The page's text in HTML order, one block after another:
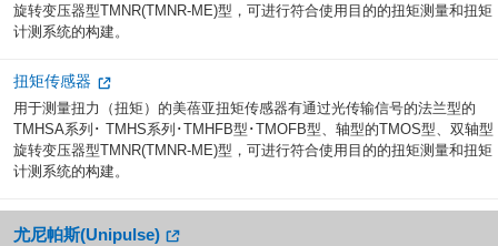
旋转变压器型TMNR(TMNR-ME)型，可进行符合使用目的的扭矩测量和扭矩
计测系统的构建。
扭矩传感器
用于测量扭力（扭矩）的美蓓亚扭矩传感器有通过光传输信号的法兰型的
TMHSA系列･ TMHS系列･TMHFB型･TMOFB型、轴型的TMOS型、双轴型
旋转变压器型TMNR(TMNR-ME)型，可进行符合使用目的的扭矩测量和扭矩
计测系统的构建。
尤尼帕斯(Unipulse)